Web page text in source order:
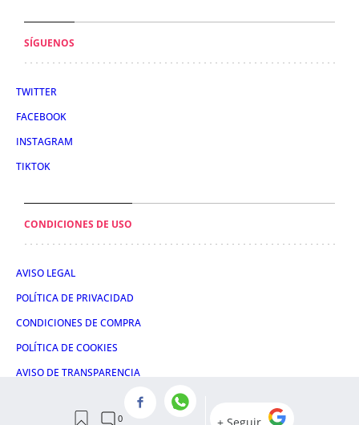
SÍGUENOS
TWITTER
FACEBOOK
INSTAGRAM
TIKTOK
CONDICIONES DE USO
AVISO LEGAL
POLÍTICA DE PRIVACIDAD
CONDICIONES DE COMPRA
POLÍTICA DE COOKIES
AVISO DE TRANSPARENCIA